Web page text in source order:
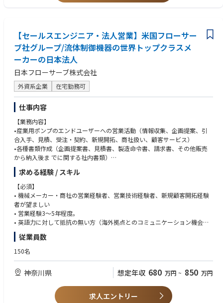
また、自身の責任領域に影響を与える戦略的な意思決定に対してインプッ
トを行う可能性があり、予算策定に関わるインプットを行うこともありま
す。
運用（operations）から生じるエスカレーション課題（他部署または他地
域との調整が必要なもの）を解決できることが求められます。
■主要責任（Key responsibilities）
グローバルIT戦略に基づく地域IT戦略の策定・維持
ビジネスソリューションに影響する問題を特定し解決に貢献。グローバル
／ローカルのIT担当者やビジネス関係者と連携して、ビジネスシステムを
分析し、技術・プロセス改善の提案を行う
ローカルのビジネスプロセスを、グローバルのビジネスプロセスに整合さ
せながら、**標準化（ハーモナイズ）**を推進
し、プロジェクト実装と日常のIT運用サポート運営の両方を推進する
グローバル／地域双方で、ビジネスチームおよび拡張されたITチーム（シ
ステムアナリスト、ソリューションアーキテクト、開発者、セキュリティ
SME等）と協働し、ビジネス要件を拡張可能なシステムソリューションへ
変換する
市場環境やビジネス要求の変化に素早く対応し、必要に応じて経営陣と協
働してプロジェクト／運用リスクの低減や、プロジェクト優先順位の見直
しを行う
Japan IT Business Partnerとして、ローカルおよびグローバル関係者から
挙がる戦略的・重要な戦術課題に対する**エスカレーションの単一窓口
（Single point of escalation）**となる
■必要な経験（Experience required）
情報技術、コンピュータサイエンス、マーケティングマネジメント、また
は同等分野の大学学位
ITプロジェクトの実行経験が10年以上（特にEDI、ERP、WMSなどバック
オフィスシステムに関わるプロジェクト）および、スタッフマネジメント
のポジション経験
技術開発および導入プロジェクトの経験が最低10年
ITにおける5年以上のマネジメント経験
地域または多文化環境でのマネジメント経験（望ましい）
バックオフィスのプロジェクト（複数可）を自律的にリードできること
スポーツ業界での経験は尚可
■知識・スキル・能力（Knowledge, skills and abilities）
プロジェクトの調整に精通し、社内ステークホルダー向けの導入（ロール
アウト）を“手を動かして”推進した経験があること
EDI、ERP、WMSなどバックオフィスシステムの機能知識を提供すること
で、ビジネスユーザーを効果的に理解させ、ガイドできること
強いプロジェクトマネジメントスキル。実行スピード／俊敏性と、ガバナ
ンスおよびリスクマネジメントのバランスを取れること
複数プロジェクトを同時に管理できること
ITチームとビジネスユーザーの間をつなぐ（ブリッジする）強いコミュニ
ケーション力
位をつける、支援する能力を含む）
人材マネジメント、予算コントロール、ベンダー契約管理などマネジメン
グローバル環境における対人スキル、ネットワーキング、交渉力が高いこ
【セールスエンジニア・法人営業】米国フローサー
ブ社グループ/流体制御機器の世界トップクラスメ
ーカーの日本法人
日本フローサーブ株式会社
外資系企業 在宅勤務可
仕事内容
【業務内容】
•産業用ポンプのエンドユーザーへの営業活動（情報収集、企画提案、引
合入手、見積、受注・契約、新規開拓、商社扱い、顧客サービス）
•各種書類作成（企画提案書、見積書、製造命令書、請求書、その他販売
から納入後ま でに関する社内書類）
•個人予算管理（受注予想・実績）
•アフターサービスの営業窓口対応
•担当するエリアの主要顧客との定期的なコミュニケーションを通じて、良
好な関係を構築する。
•当社の製品の品質,機能,および使用方法について理解をし、顧客にPRを
行う。
•設計・製造部門等、社内と横断的に協力をして,顧客のニーズに合った製
•ポンプ,メカニカル シール,および関連機器の製品知識の習得の為、トレー
ニングにも参加をして頂きます。
求める経験 / スキル
【必須】
• 機械メーカー・商社の営業経験者、営業技術経験者、新規顧客開拓経験
者が望ましい
• 営業経験3～5年程度。
• 英語力に対して抵抗の無い方（海外拠点とのコミュニケーション機会あ
り）
• 基本的なパソコンスキル（WORD、EXCEL等）
• 産業用機械部品（回転機・ポンプ・バルブ等）等の技術営業経験者
• 自主的かつ効率的に業務を追行し,他の人と円滑なコミュニケーションを
とることができる
• ポンプやメカニカル シールなどの回転機器の販売、取り扱い経験がある
従業員数
150名
神奈川県 想定年収 680 万円 ~ 850 万円
求人エントリー